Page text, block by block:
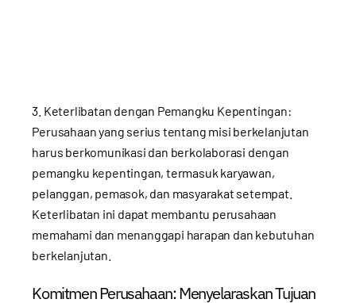
3. Keterlibatan dengan Pemangku Kepentingan:
Perusahaan yang serius tentang misi berkelanjutan
harus berkomunikasi dan berkolaborasi dengan
pemangku kepentingan, termasuk karyawan,
pelanggan, pemasok, dan masyarakat setempat.
Keterlibatan ini dapat membantu perusahaan
memahami dan menanggapi harapan dan kebutuhan
berkelanjutan.
Komitmen Perusahaan: Menyelaraskan Tujuan